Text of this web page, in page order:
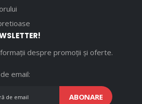
despre promoții și oferte.
email:
ABONARE